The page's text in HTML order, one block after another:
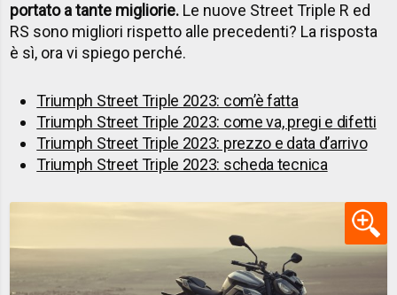
portato a tante migliorie. Le nuove Street Triple R ed
RS sono migliori rispetto alle precedenti? La risposta
è sì, ora vi spiego perché.
Triumph Street Triple 2023: com’è fatta
Triumph Street Triple 2023: come va, pregi e difetti
Triumph Street Triple 2023: prezzo e data d’arrivo
Triumph Street Triple 2023: scheda tecnica